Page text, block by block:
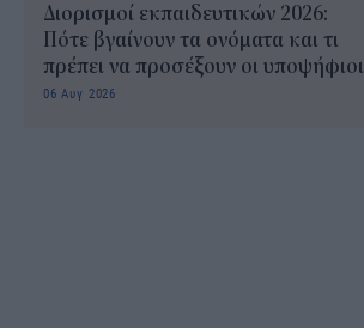
Διορισμοί εκπαιδευτικών 2026:
Πότε βγαίνουν τα ονόματα και τι
πρέπει να προσέξουν οι υποψήφιοι
06 Αυγ 2026